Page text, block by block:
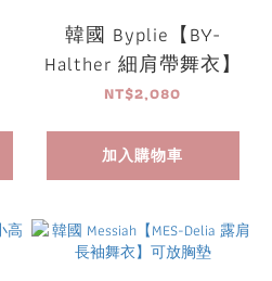
韓國 Byplie【BY-
Halther 細肩帶舞衣】
NT$2,080
加入購物車